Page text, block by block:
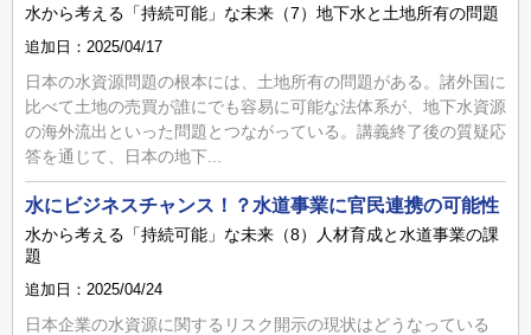
水から考える「持続可能」な未来（7）地下水と土地所有の問題
追加日：2025/04/17
日本の水資源問題の根本には、土地所有の問題がある。諸外国に
比べて土地の売買が誰にでも容易に可能な法体系が、地下水資源
の海外流出といった問題とつながっている。講義終了後の質疑応
答を通じて、日本の地下...
水にビジネスチャンス！？水道事業に官民連携の可能性
水から考える「持続可能」な未来（8）人材育成と水道事業の課
題
追加日：2025/04/24
日本企業の水資源に関するリスク開示の現状はどうなっている